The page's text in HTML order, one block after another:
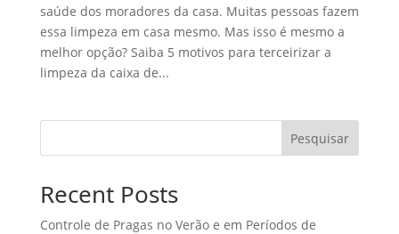
saúde dos moradores da casa. Muitas pessoas fazem
essa limpeza em casa mesmo. Mas isso é mesmo a
melhor opção? Saiba 5 motivos para terceirizar a
limpeza da caixa de...
Pesquisar
Recent Posts
Controle de Pragas no Verão e em Períodos de